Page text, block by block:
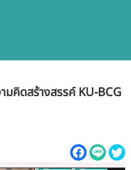
คิดสร้างสรรค์ KU-BCG